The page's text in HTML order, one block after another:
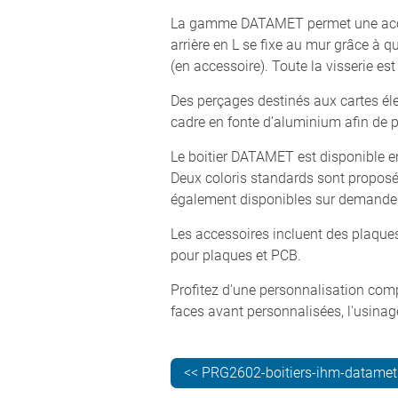
La gamme DATAMET permet une
arrière en L se fixe au mur grâce à
(en accessoire). Toute la visserie
Des perçages destinés aux cartes
cadre en fonte d’aluminium afin de
Le boitier DATAMET est disponible
Deux coloris standards sont
également disponibles sur
Les accessoires incluent des
pour plaques et PCB.
Profitez d'une personnalisation
faces avant personnalisées,
<< PRG2602-boitiers-ihm-datamet